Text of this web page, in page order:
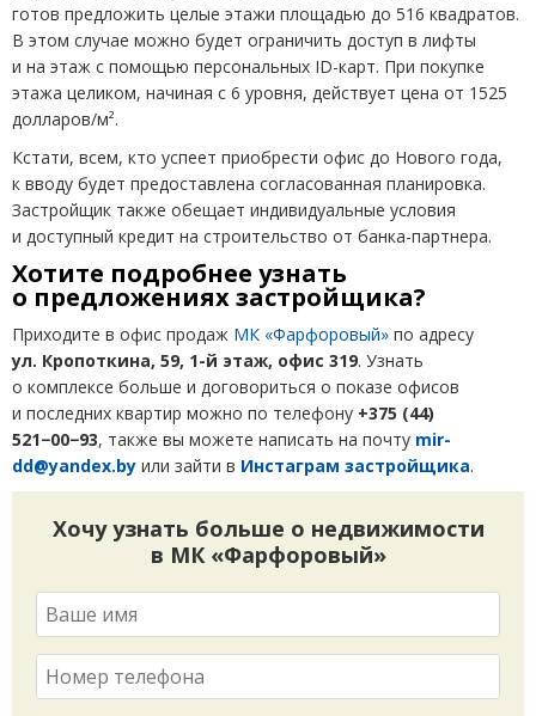
готов предложить целые этажи площадью до 516 квадратов.
В этом случае можно будет ограничить доступ в лифты
и на этаж с помощью персональных ID-карт. При покупке
этажа целиком, начиная с 6 уровня, действует цена от 1525
долларов/м².
Кстати, всем, кто успеет приобрести офис до Нового года,
к вводу будет предоставлена согласованная планировка.
Застройщик также обещает индивидуальные условия
и доступный кредит на строительство от банка-партнера.
Хотите подробнее узнать
о предложениях застройщика?
Приходите в офис продаж МК «Фарфоровый» по адресу
ул. Кропоткина, 59, 1-й этаж, офис 319. Узнать
о комплексе больше и договориться о показе офисов
и последних квартир можно по телефону +375 (44)
521−00−93, также вы можете написать на почту mir-
dd@yandex.by или зайти в Инстаграм застройщика.
Хочу узнать больше о недвижимости
в МК «Фарфоровый»